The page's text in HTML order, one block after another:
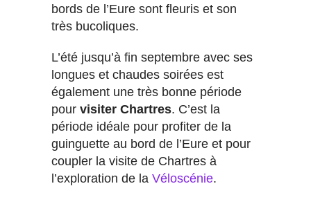
bords de l’Eure sont fleuris et son
très bucoliques.
L’été jusqu’à fin septembre avec ses
longues et chaudes soirées est
également une très bonne période
pour visiter Chartres. C’est la
période idéale pour profiter de la
guinguette au bord de l’Eure et pour
coupler la visite de Chartres à
l’exploration de la Véloscénie.